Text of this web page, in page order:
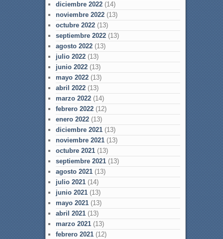
diciembre 2022(14)
noviembre 2022(13)
octubre 2022(13)
septiembre 2022(13)
agosto 2022(13)
julio 2022(13)
junio 2022(13)
mayo 2022(13)
abril 2022(13)
marzo 2022(14)
febrero 2022(12)
enero 2022(13)
diciembre 2021(13)
noviembre 2021(13)
octubre 2021(13)
septiembre 2021(13)
agosto 2021(13)
julio 2021(14)
junio 2021(13)
mayo 2021(13)
abril 2021(13)
marzo 2021(13)
febrero 2021(12)